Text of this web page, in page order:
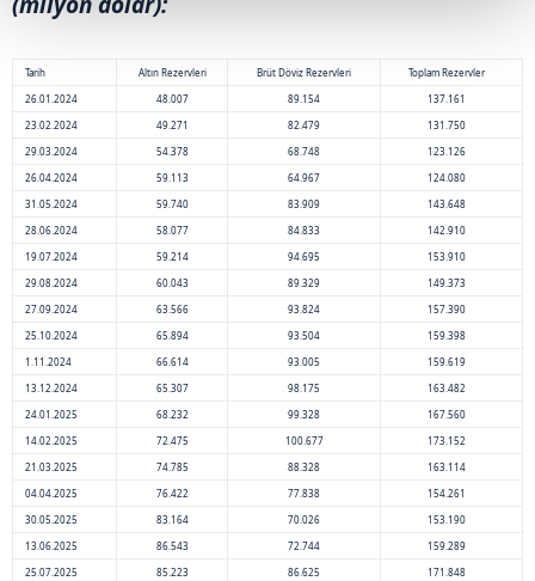
Tarih Altın Rezervleri Brüt Döviz Rezervleri
Toplam Rezervler
26.01.2024
48.007 89.154
137.161
23.02.2024
49.271 82.479
131.750
29.03.2024
54.378 68.748
123.126
26.04.2024
59.113 64.967
124.080
31.05.2024
59.740 83.909
143.648
28.06.2024
58.077 84.833
142.910
19.07.2024
59.214 94.695
153.910
29.08.2024
60.043 89.329
149.373
27.09.2024
63.566 93.824
157.390
25.10.2024
65.894 93.504
159.398
1.11.2024
66.614 93.005
159.619
13.12.2024
65.307 98.175
163.482
24.01.2025
68.232 99.328
167.560
14.02.2025
72.475 100.677
173.152
21.03.2025
74.785 88.328
163.114
04.04.2025
76.422 77.838
154.261
30.05.2025
83.164 70.026
153.190
13.06.2025
86.543 72.744
159.289
25.07.2025
85.223 86.625
171.848